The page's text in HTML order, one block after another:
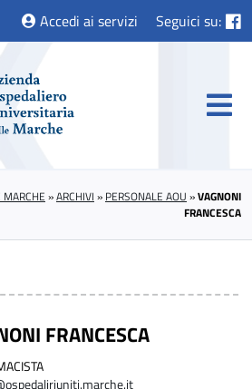
Accedi ai servizi Seguici su:
»ARCHIVI » PERSONALE AOU »VAGNONI
FRANCESCA
FRANCESCA